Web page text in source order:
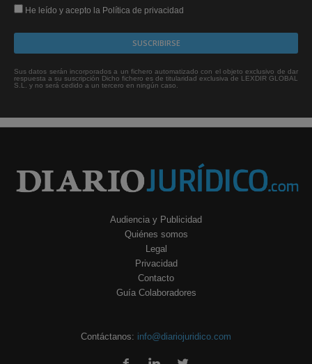
He leído y acepto la Política de privacidad
Sus datos serán incorporados a un fichero automatizado con el objeto exclusivo de dar
respuesta a su suscripción Dicho fichero es de titularidad exclusiva de LEXDIR GLOBAL
S.L. y no será cedido a un tercero en ningún caso.
Audiencia y Publicidad
Quiénes somos
Legal
Privacidad
Contacto
Guía Colaboradores
Contáctanos: info@diariojuridico.com